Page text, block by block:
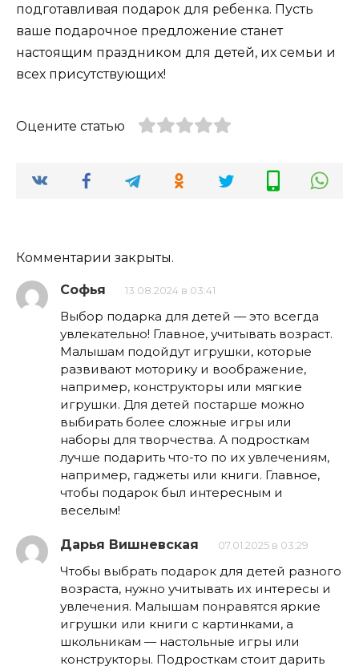
подготавливая подарок для ребенка. Пусть
ваше подарочное предложение станет
настоящим праздником для детей, их семьи и
всех присутствующих!
Оцените статью
Комментарии закрыты.
Софья 13.08.2024 в 03:41
Выбор подарка для детей — это всегда
увлекательно! Главное, учитывать возраст.
Малышам подойдут игрушки, которые
развивают моторику и воображение,
например, конструкторы или мягкие
игрушки. Для детей постарше можно
выбирать более сложные игры или
наборы для творчества. А подросткам
лучше подарить что-то по их увлечениям,
например, гаджеты или книги. Главное,
чтобы подарок был интересным и
веселым!
Дарья Вишневская 07.01.2025 в 03:29
Чтобы выбрать подарок для детей разного
возраста, нужно учитывать их интересы и
увлечения. Малышам понравятся яркие
игрушки или книги с картинками, а
школьникам — настольные игры или
конструкторы. Подросткам стоит дарить